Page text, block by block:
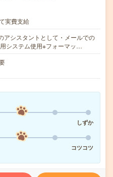
実費支給
アシスタントとして・メールでの
システム使用※フォーマッ…
しずか
コツコツ